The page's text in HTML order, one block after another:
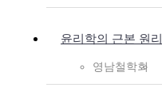
윤리학의 근본 원리
영남철학회